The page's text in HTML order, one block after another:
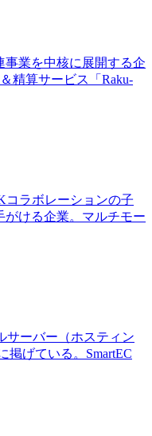
事業を中核に展開する企
精算サービス「Raku-
コラボレーションの子
ける企業。マルチモー
サーバー（ホスティン
げている。SmartEC